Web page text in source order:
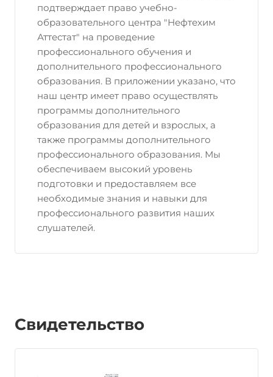
подтверждает право учебно-
образовательного центра "Нефтехим
Аттестат" на проведение
профессионального обучения и
дополнительного профессионального
образования. В приложении указано, что
наш центр имеет право осуществлять
программы дополнительного
образования для детей и взрослых, а
также программы дополнительного
профессионального образования. Мы
обеспечиваем высокий уровень
подготовки и предоставляем все
необходимые знания и навыки для
профессионального развития наших
слушателей.
Свидетельство